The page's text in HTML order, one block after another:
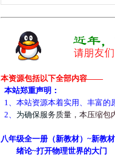
本资源包括以下全部内容——
本站郑重声明：
1、本站资源本着实用、丰富的
2、 为确保服务质量 ， 本压缩包
八年级全一册（新教材）~新教材
绪论~打开物理世界的大门